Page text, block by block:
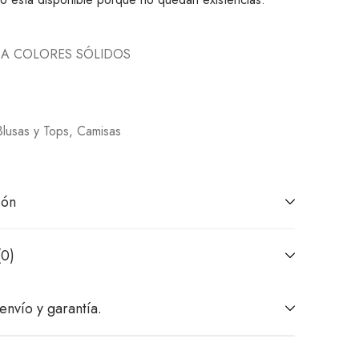
COLORES SÓLIDOS
y Tops,Camisas
y garantía.